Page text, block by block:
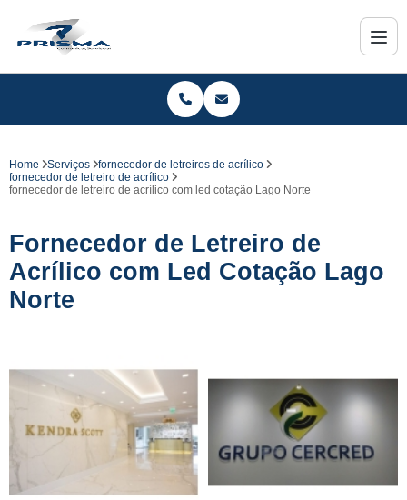
Home Serviços
fornecedor de letreiros de acrílico
fornecedor de letreiro de acrílico
fornecedor de letreiro de acrílico com led cotação Lago Norte
Fornecedor de Letreiro de
Acrílico com Led Cotação Lago
Norte